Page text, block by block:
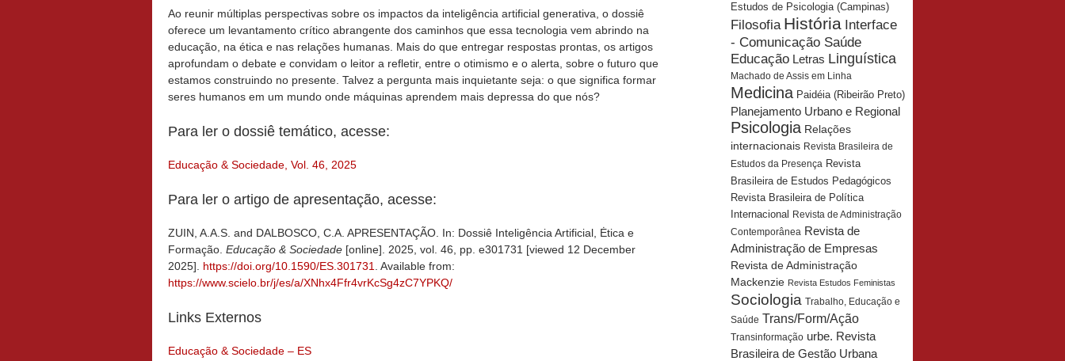
Ao reunir múltiplas perspectivas sobre os impactos da inteligência artificial generativa, o dossiê
oferece um levantamento crítico abrangente dos caminhos que essa tecnologia vem abrindo na
educação, na ética e nas relações humanas. Mais do que entregar respostas prontas, os artigos
aprofundam o debate e convidam o leitor a refletir, entre o otimismo e o alerta, sobre o futuro que
estamos construindo no presente. Talvez a pergunta mais inquietante seja: o que significa formar
seres humanos em um mundo onde máquinas aprendem mais depressa do que nós?
Para ler o dossiê temático, acesse:
Educação & Sociedade, Vol. 46, 2025
Para ler o artigo de apresentação, acesse:
ZUIN, A.A.S. and DALBOSCO, C.A. APRESENTAÇÃO. In: Dossiê Inteligência Artificial, Ėtica e
Formação. Educação & Sociedade [online]. 2025, vol. 46, pp. e301731 [viewed 12 December
2025]. https://doi.org/10.1590/ES.301731. Available from:
https://www.scielo.br/j/es/a/XNhx4Ffr4vrKcSg4zC7YPKQ/
Links Externos
Educação & Sociedade – ES
Estudos de Psicologia (Campinas)
Filosofia História Interface
- Comunicação Saúde
Educação Letras Linguística
Machado de Assis em Linha
Medicina Paidéia (Ribeirão Preto)
Planejamento Urbano e Regional
Psicologia Relações
internacionais Revista Brasileira de
Estudos da Presença Revista
Brasileira de Estudos Pedagógicos
Revista Brasileira de Política
Internacional Revista de Administração
Contemporânea Revista de
Administração de Empresas
Revista de Administração
Mackenzie Revista Estudos Feministas
Sociologia Trabalho, Educação e
Saúde Trans/Form/Ação
Transinformação urbe. Revista
Brasileira de Gestão Urbana